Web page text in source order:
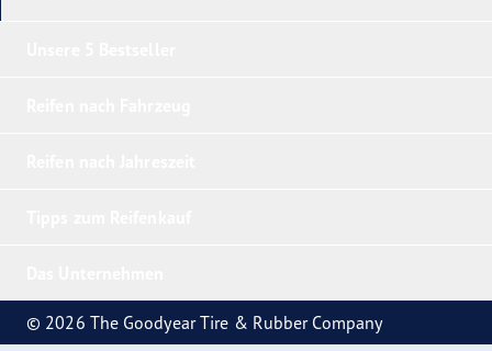
© 2026 The Goodyear Tire & Rubber Company